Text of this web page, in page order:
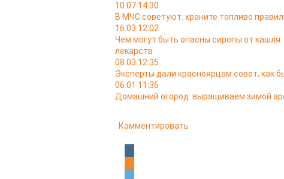
10.07 14:30
В МЧС советуют: храните топливо
16.03 12:02
Чем могут быть опасны сиропы от
лекарств
08.03 12:35
Эксперты дали красноярцам совет, как
06.01 11:36
Домашний огород: выращиваем зимой
Комментировать